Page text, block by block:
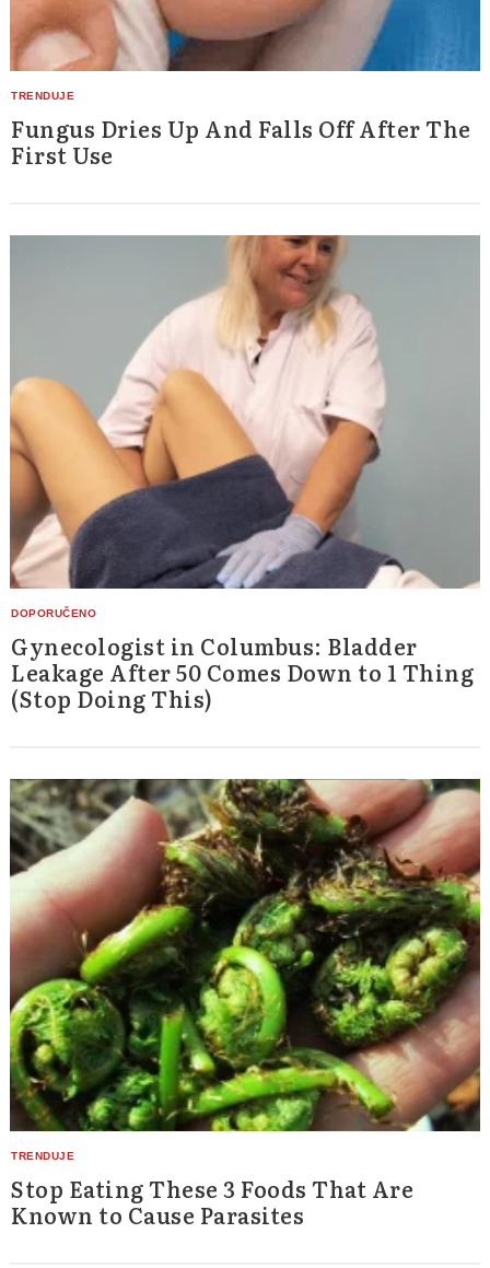
Fungus Dries Up And Falls Off After The
First Use
Gynecologist in Columbus: Bladder
Leakage After 50 Comes Down to 1 Thing
(Stop Doing This)
Stop Eating These 3 Foods That Are
Known to Cause Parasites
Search
for: